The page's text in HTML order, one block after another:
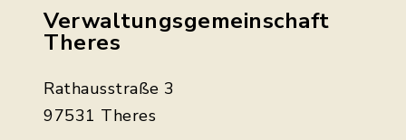
Verwaltungsgemeinschaft
Theres
Rathausstraße 3
97531 Theres